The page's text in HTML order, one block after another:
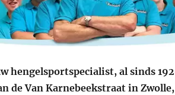
hengelsportspecialist, al sinds
de Van Karnebeekstraat in